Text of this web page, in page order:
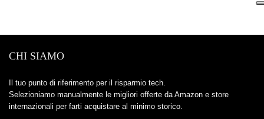
CHI SIAMO
Il tuo punto di riferimento per il risparmio tech.
Selezioniamo manualmente le migliori offerte da Amazon e store
internazionali per farti acquistare al minimo storico.